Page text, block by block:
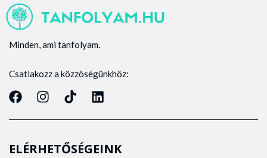
Minden, ami tanfolyam.
Csatlakozz a közzöségünkhöz:
ELÉRHETŐSÉGEINK